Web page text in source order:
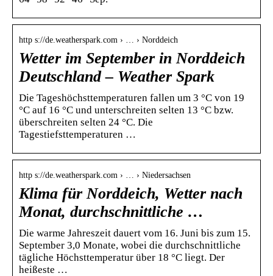
http s://de.weatherspark.com › … › Norddeich
Wetter im September in Norddeich
Deutschland – Weather Spark
Die Tageshöchsttemperaturen fallen um 3 °C von 19
°C auf 16 °C und unterschreiten selten 13 °C bzw.
überschreiten selten 24 °C. Die
Tagestiefsttemperaturen …
http s://de.weatherspark.com › … › Niedersachsen
Klima für Norddeich, Wetter nach
Monat, durchschnittliche …
Die warme Jahreszeit dauert vom 16. Juni bis zum 15.
September 3,0 Monate, wobei die durchschnittliche
tägliche Höchsttemperatur über 18 °C liegt. Der
heißeste …